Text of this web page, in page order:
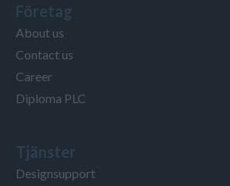
Företag
About us
Contact us
Career
Diploma PLC
Tjänster
Designsupport